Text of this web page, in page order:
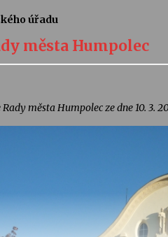
úřadu
města Humpolec
Rady města Humpolec ze dne 10. 3.